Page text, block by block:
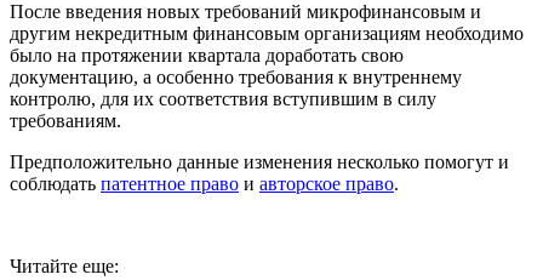
После введения новых требований микрофинансовым и
другим некредитным финансовым организациям необходимо
было на протяжении квартала доработать свою
документацию, а особенно требования к внутреннему
контролю, для их соответствия вступившим в силу
требованиям.
Предположительно данные изменения несколько помогут и
соблюдать патентное право и авторское право.
Читайте еще: